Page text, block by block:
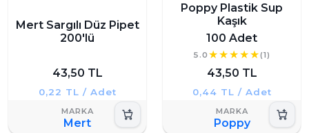
Mert Sargılı Düz Pipet
200'lü
43,50 TL
0,22 TL / Adet
Mert
Poppy Plastik Sup
Kaşık
100 Adet
5.0 (1)
43,50 TL
0,44 TL / Adet
Poppy